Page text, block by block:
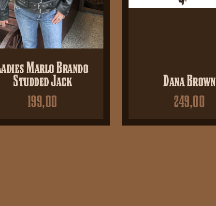
Marlo Brando
Studded Jack
199,00
Dana Brown
249,00